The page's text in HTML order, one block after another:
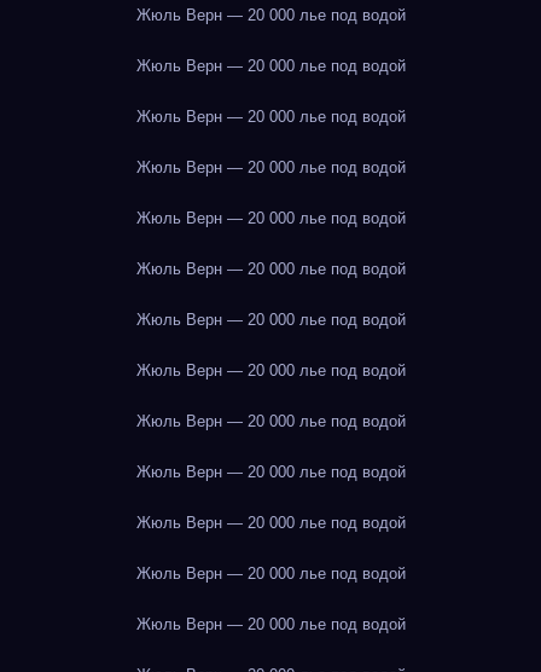
Жюль Верн — 20 000 лье под водой
Жюль Верн — 20 000 лье под водой
Жюль Верн — 20 000 лье под водой
Жюль Верн — 20 000 лье под водой
Жюль Верн — 20 000 лье под водой
Жюль Верн — 20 000 лье под водой
Жюль Верн — 20 000 лье под водой
Жюль Верн — 20 000 лье под водой
Жюль Верн — 20 000 лье под водой
Жюль Верн — 20 000 лье под водой
Жюль Верн — 20 000 лье под водой
Жюль Верн — 20 000 лье под водой
Жюль Верн — 20 000 лье под водой